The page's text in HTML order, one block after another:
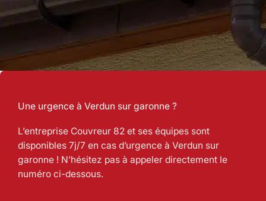
Une urgence à Verdun sur garonne ?
L’entreprise Couvreur 82 et ses équipes sont
disponibles 7j/7 en cas d’urgence à Verdun sur
garonne ! N’hésitez pas à appeler directement le
numéro ci-dessous.